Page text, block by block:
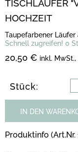
TISCHLÄUFER
HOCHZEIT
Taupefarbener
Schnell zugreifen! 0
20,50 € inkl. MwSt.,
Stück:
IN DEN
Produktinfo (Art.Nr.